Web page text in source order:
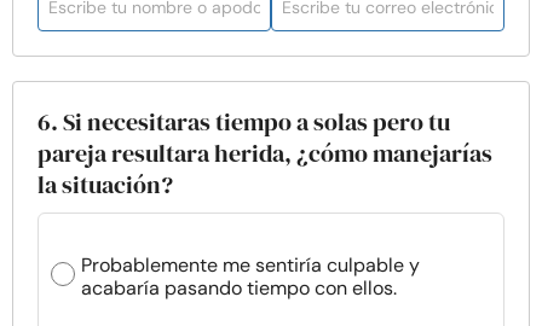
6. Si necesitaras tiempo a solas pero tu
pareja resultara herida, ¿cómo manejarías
la situación?
Probablemente me sentiría culpable y
acabaría pasando tiempo con ellos.